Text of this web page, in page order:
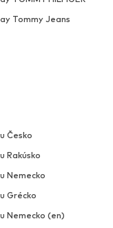
Tommy Jeans
Česko
Rakúsko
Nemecko
Grécko
Nemecko (en)